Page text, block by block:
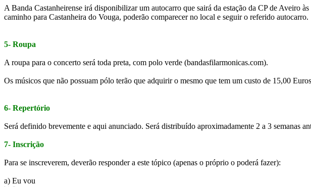
A Banda Castanheirense irá disponibilizar um autocarro que sairá da estação da CP de Aveiro
caminho para Castanheira do Vouga, poderão comparecer no local e seguir o referido autocarro.
5- Roupa
A roupa para o concerto será toda preta, com polo verde (bandasfilarmonicas.com).
Os músicos que não possuam pólo terão que adquirir o mesmo que tem um custo de 15,00
6- Repertório
Será definido brevemente e aqui anunciado. Será distribuído aproximadamente 2 a 3 semanas
7- Inscrição
Para se inscreverem, deverão responder a este tópico (apenas o próprio o poderá fazer):
a) Eu vou